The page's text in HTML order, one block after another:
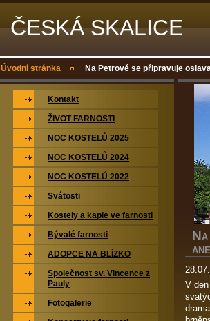
ČESKÁ SKALICE
Úvodní stránka Na Petrově se připravuje
NA
V
Kontakt
ŽIVOT FARNOSTI
NOC KOSTELŮ 2025
NOC KOSTELŮ 2024
NOC KOSTELŮ 2022
Svátosti
Kostely a kaple ve farnosti
Bývalé farnosti
ADOPCE NA BLÍZKO
Společnost sv. Vincence z
Pauly
Fotogalerie